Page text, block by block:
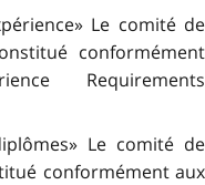
Le comité de
conformément
Requirements
Le comité de
conformément aux